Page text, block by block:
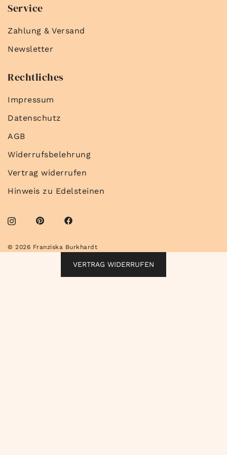
Service
Zahlung & Versand
Newsletter
Rechtliches
Impressum
Datenschutz
AGB
Widerrufsbelehrung
Vertrag widerrufen
Hinweis zu Edelsteinen
© 2026 Franziska Burkhardt
VERTRAG WIDERRUFEN